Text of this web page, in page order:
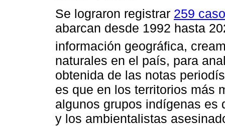
Se lograron registrar 259
abarcan desde 1992 hasta
información geográfica,
naturales en el país, para
obtenida de las notas
es que en los territorios más
algunos grupos indígenas es
y los ambientalistas